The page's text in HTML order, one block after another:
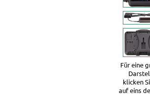
Für eine
klicken
auf eins